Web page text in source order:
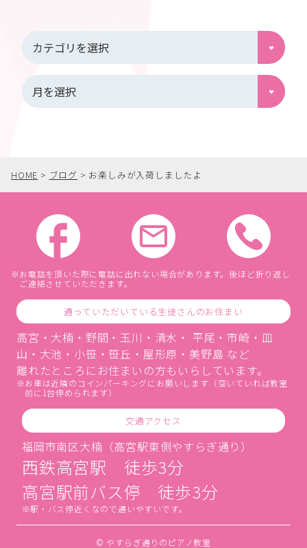
HOME > ブログ > お楽しみが入荷しましたよ
お電話を頂いた際に電話に出れない場合があります。後ほど折り返し
ご連絡させていただきます。
通っていただいている生徒さんのお住まい
高宮・大楠・野間・玉川・清水・ 平尾・市崎・皿
山・大池・小笹・笹丘・屋形原・美野島 など
離れたところにお住まいの方もいらしています。
お車は近隣のコインパーキングにお願いします（空いていれば教室
前に1台停められます）
交通アクセス
福岡市南区大楠（高宮駅東側やすらぎ通り）
西鉄高宮駅 徒歩3分
高宮駅前バス停 徒歩3分
駅・バス停近くなので通いやすいです。
© やすらぎ通りのピアノ教室